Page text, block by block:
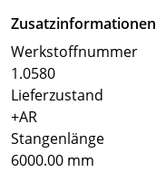
Zusatzinformationen
Werkstoffnummer
1.0580
Lieferzustand
+AR
Stangenlänge
6000.00 mm